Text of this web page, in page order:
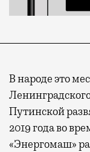
В народе это
Путинской
2019 года во
«Энергомаш»